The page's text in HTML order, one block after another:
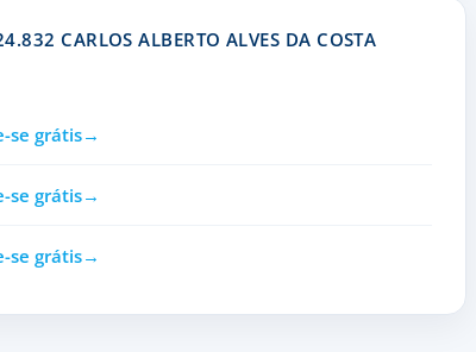
CARLOS ALBERTO ALVES DA COSTA
se grátis
se grátis
se grátis